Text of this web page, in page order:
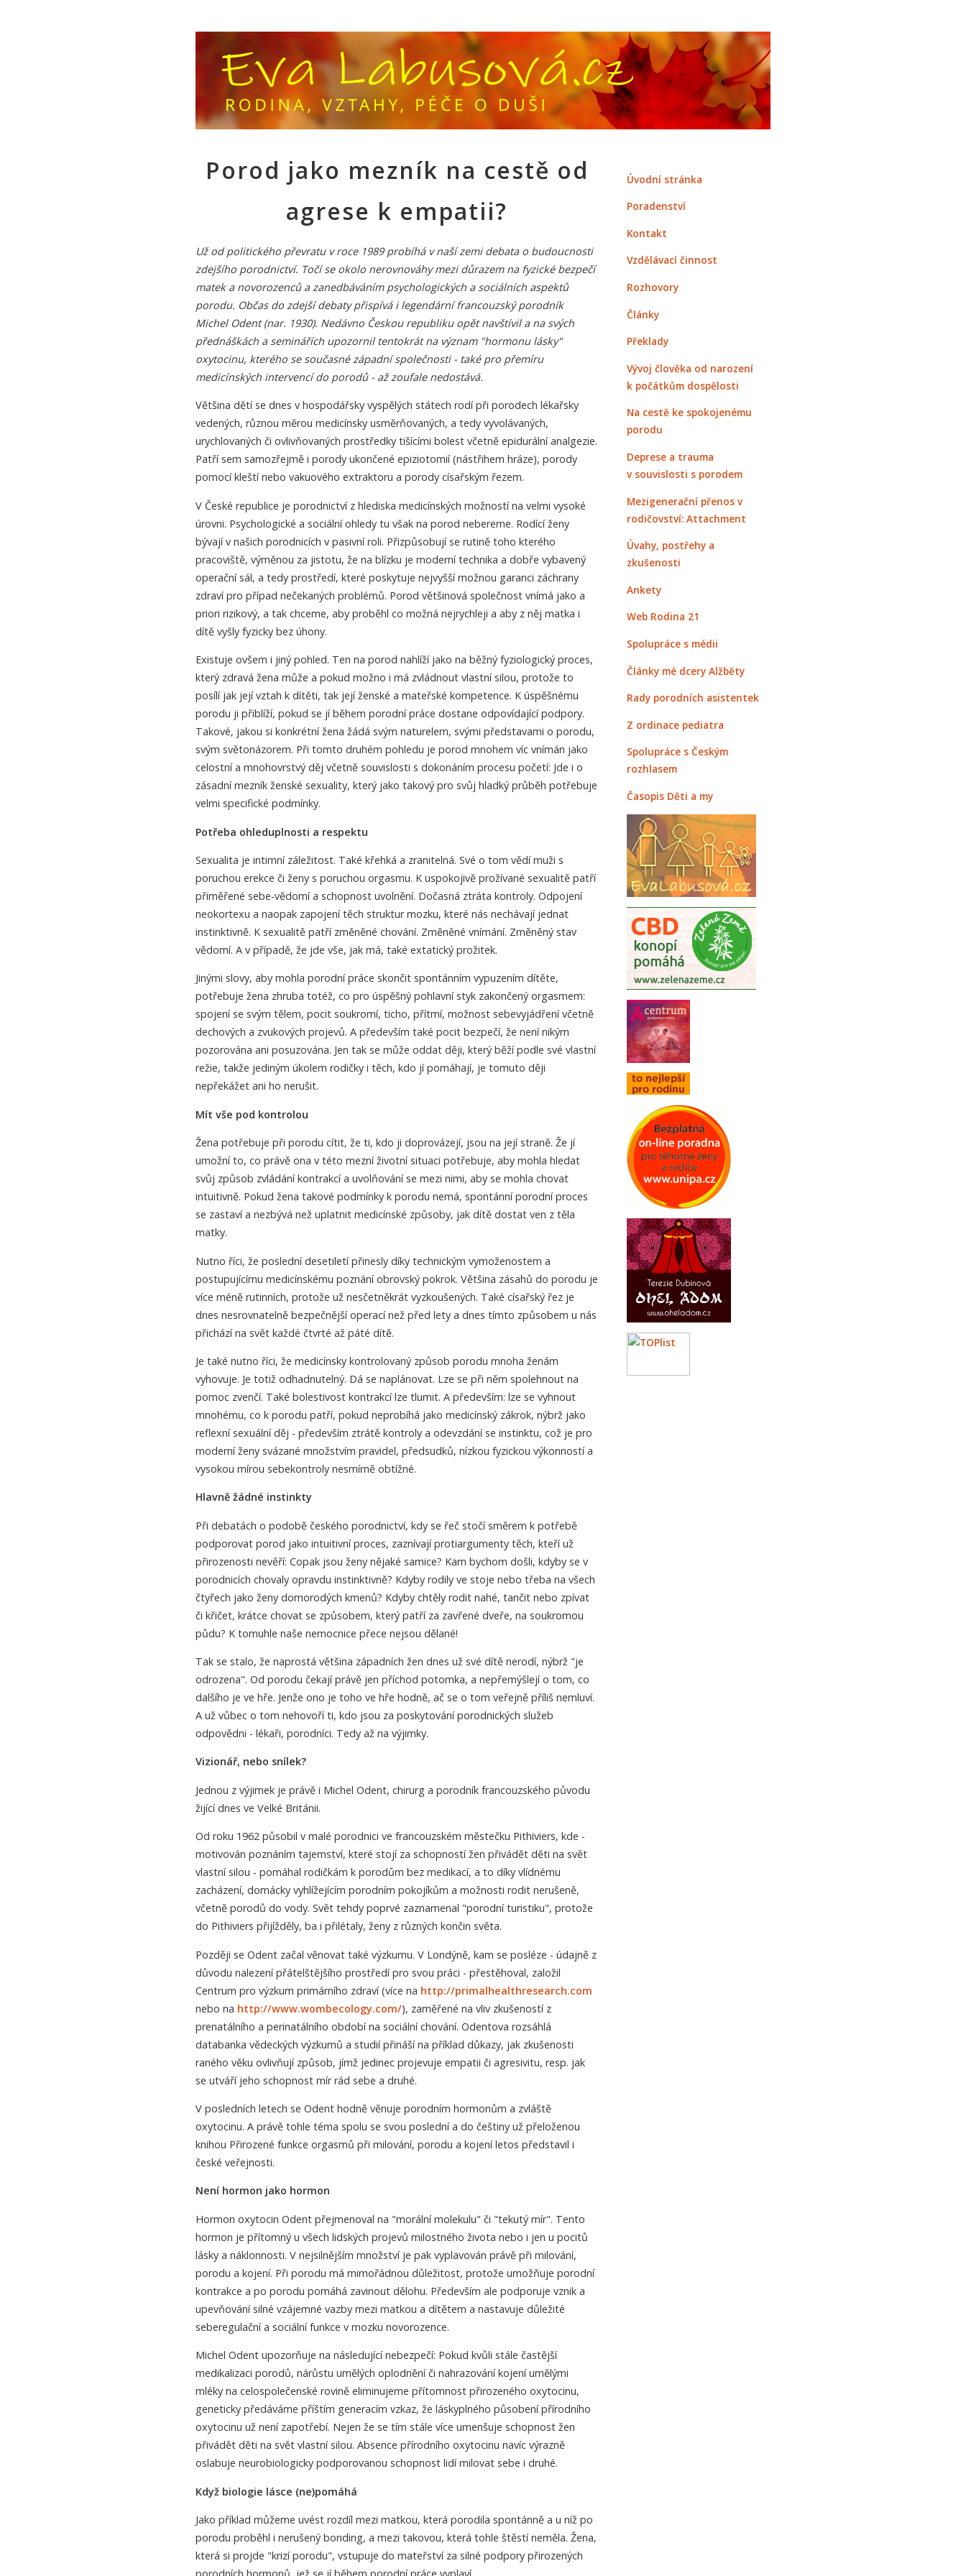
Porod jako mezník na cestě od
agrese k empatii?
Už od politického převratu v roce 1989 probíhá v naší zemi debata o budoucnosti
zdejšího porodnictví. Točí se okolo nerovnováhy mezi důrazem na fyzické bezpečí
matek a novorozenců a zanedbáváním psychologických a sociálních aspektů
porodu. Občas do zdejší debaty přispívá i legendární francouzský porodník
Michel Odent (nar. 1930). Nedávno Českou republiku opět navštívil a na svých
přednáškách a seminářích upozornil tentokrát na význam "hormonu lásky"
oxytocinu, kterého se současné západní společnosti - také pro přemíru
medicínských intervencí do porodů - až zoufale nedostává.
Většina dětí se dnes v hospodářsky vyspělých státech rodí při porodech lékařsky
vedených, různou měrou medicínsky usměrňovaných, a tedy vyvolávaných,
urychlovaných či ovlivňovaných prostředky tišícími bolest včetně epidurální analgezie.
Patří sem samozřejmě i porody ukončené epiziotomií (nástřihem hráze), porody
pomocí kleští nebo vakuového extraktoru a porody císařským řezem.
V České republice je porodnictví z hlediska medicínských možností na velmi vysoké
úrovni. Psychologické a sociální ohledy tu však na porod nebereme. Rodící ženy
bývají v našich porodnicích v pasivní roli. Přizpůsobují se rutině toho kterého
pracoviště, výměnou za jistotu, že na blízku je moderní technika a dobře vybavený
operační sál, a tedy prostředí, které poskytuje nejvyšší možnou garanci záchrany
zdraví pro případ nečekaných problémů. Porod většinová společnost vnímá jako a
priori rizikový, a tak chceme, aby proběhl co možná nejrychleji a aby z něj matka i
dítě vyšly fyzicky bez úhony.
Existuje ovšem i jiný pohled. Ten na porod nahlíží jako na běžný fyziologický proces,
který zdravá žena může a pokud možno i má zvládnout vlastní silou, protože to
posílí jak její vztah k dítěti, tak její ženské a mateřské kompetence. K úspěšnému
porodu ji přiblíží, pokud se jí během porodní práce dostane odpovídající podpory.
Takové, jakou si konkrétní žena žádá svým naturelem, svými představami o porodu,
svým světonázorem. Při tomto druhém pohledu je porod mnohem víc vnímán jako
celostní a mnohovrstvý děj včetně souvislosti s dokonáním procesu početí: Jde i o
zásadní mezník ženské sexuality, který jako takový pro svůj hladký průběh potřebuje
velmi specifické podmínky.
Potřeba ohleduplnosti a respektu
Sexualita je intimní záležitost. Také křehká a zranitelná. Své o tom vědí muži s
poruchou erekce či ženy s poruchou orgasmu. K uspokojivě prožívané sexualitě patří
přiměřené sebe-vědomí a schopnost uvolnění. Dočasná ztráta kontroly. Odpojení
neokortexu a naopak zapojení těch struktur mozku, které nás nechávají jednat
instinktivně. K sexualitě patří změněné chování. Změněné vnímání. Změněný stav
vědomí. A v případě, že jde vše, jak má, také extatický prožitek.
Jinými slovy, aby mohla porodní práce skončit spontánním vypuzením dítěte,
potřebuje žena zhruba totéž, co pro úspěšný pohlavní styk zakončený orgasmem:
spojení se svým tělem, pocit soukromí, ticho, přítmí, možnost sebevyjádření včetně
dechových a zvukových projevů. A především také pocit bezpečí, že není nikým
pozorována ani posuzována. Jen tak se může oddat ději, který běží podle své vlastní
režie, takže jediným úkolem rodičky i těch, kdo jí pomáhají, je tomuto ději
nepřekážet ani ho nerušit.
Mít vše pod kontrolou
Žena potřebuje při porodu cítit, že ti, kdo ji doprovázejí, jsou na její straně. Že jí
umožní to, co právě ona v této mezní životní situaci potřebuje, aby mohla hledat
svůj způsob zvládání kontrakcí a uvolňování se mezi nimi, aby se mohla chovat
intuitivně. Pokud žena takové podmínky k porodu nemá, spontánní porodní proces
se zastaví a nezbývá než uplatnit medicínské způsoby, jak dítě dostat ven z těla
matky.
Nutno říci, že poslední desetiletí přinesly díky technickým vymoženostem a
postupujícímu medicínskému poznání obrovský pokrok. Většina zásahů do porodu je
více méně rutinních, protože už nesčetněkrát vyzkoušených. Také císařský řez je
dnes nesrovnatelně bezpečnější operací než před lety a dnes tímto způsobem u nás
přichází na svět každé čtvrté až páté dítě.
Je také nutno říci, že medicínsky kontrolovaný způsob porodu mnoha ženám
vyhovuje. Je totiž odhadnutelný. Dá se naplánovat. Lze se při něm spolehnout na
pomoc zvenčí. Také bolestivost kontrakcí lze tlumit. A především: lze se vyhnout
mnohému, co k porodu patří, pokud neprobíhá jako medicínský zákrok, nýbrž jako
reflexní sexuální děj - především ztrátě kontroly a odevzdání se instinktu, což je pro
moderní ženy svázané množstvím pravidel, předsudků, nízkou fyzickou výkonností a
vysokou mírou sebekontroly nesmírně obtížné.
Hlavně žádné instinkty
Při debatách o podobě českého porodnictví, kdy se řeč stočí směrem k potřebě
podporovat porod jako intuitivní proces, zaznívají protiargumenty těch, kteří už
přirozenosti nevěří: Copak jsou ženy nějaké samice? Kam bychom došli, kdyby se v
porodnicích chovaly opravdu instinktivně? Kdyby rodily ve stoje nebo třeba na všech
čtyřech jako ženy domorodých kmenů? Kdyby chtěly rodit nahé, tančit nebo zpívat
či křičet, krátce chovat se způsobem, který patří za zavřené dveře, na soukromou
půdu? K tomuhle naše nemocnice přece nejsou dělané!
Tak se stalo, že naprostá většina západních žen dnes už své dítě nerodí, nýbrž "je
odrozena". Od porodu čekají právě jen příchod potomka, a nepřemýšlejí o tom, co
dalšího je ve hře. Jenže ono je toho ve hře hodně, ač se o tom veřejně příliš nemluví.
A už vůbec o tom nehovoří ti, kdo jsou za poskytování porodnických služeb
odpovědni - lékaři, porodníci. Tedy až na výjimky.
Vizionář, nebo snílek?
Jednou z výjimek je právě i Michel Odent, chirurg a porodník francouzského původu
žijící dnes ve Velké Británii.
Od roku 1962 působil v malé porodnici ve francouzském městečku Pithiviers, kde -
motivován poznáním tajemství, které stojí za schopností žen přivádět děti na svět
vlastní silou - pomáhal rodičkám k porodům bez medikací, a to díky vlídnému
zacházení, domácky vyhlížejícím porodním pokojíkům a možnosti rodit nerušeně,
včetně porodů do vody. Svět tehdy poprvé zaznamenal "porodní turistiku", protože
do Pithiviers přijížděly, ba i přilétaly, ženy z různých končin světa.
Později se Odent začal věnovat také výzkumu. V Londýně, kam se posléze - údajně z
důvodu nalezení přátelštějšího prostředí pro svou práci - přestěhoval, založil
Centrum pro výzkum primárního zdraví (více na http://primalhealthresearch.com
nebo na http://www.wombecology.com/), zaměřené na vliv zkušeností z
prenatálního a perinatálního období na sociální chování. Odentova rozsáhlá
databanka vědeckých výzkumů a studií přináší na příklad důkazy, jak zkušenosti
raného věku ovlivňují způsob, jímž jedinec projevuje empatii či agresivitu, resp. jak
se utváří jeho schopnost mír rád sebe a druhé.
V posledních letech se Odent hodně věnuje porodním hormonům a zvláště
oxytocinu. A právě tohle téma spolu se svou poslední a do češtiny už přeloženou
knihou Přirozené funkce orgasmů při milování, porodu a kojení letos představil i
české veřejnosti.
Není hormon jako hormon
Hormon oxytocin Odent přejmenoval na "morální molekulu" či "tekutý mír". Tento
hormon je přítomný u všech lidských projevů milostného života nebo i jen u pocitů
lásky a náklonnosti. V nejsilnějším množství je pak vyplavován právě při milování,
porodu a kojení. Při porodu má mimořádnou důležitost, protože umožňuje porodní
kontrakce a po porodu pomáhá zavinout dělohu. Především ale podporuje vznik a
upevňování silné vzájemné vazby mezi matkou a dítětem a nastavuje důležité
seberegulační a sociální funkce v mozku novorozence.
Michel Odent upozorňuje na následující nebezpečí: Pokud kvůli stále častější
medikalizaci porodů, nárůstu umělých oplodnění či nahrazování kojení umělými
mléky na celospolečenské rovině eliminujeme přítomnost přirozeného oxytocinu,
geneticky předáváme příštím generacím vzkaz, že láskyplného působení přírodního
oxytocinu už není zapotřebí. Nejen že se tím stále více umenšuje schopnost žen
přivádět děti na svět vlastní silou. Absence přírodního oxytocinu navíc výrazně
oslabuje neurobiologicky podporovanou schopnost lidí milovat sebe i druhé.
Když biologie lásce (ne)pomáhá
Jako příklad můžeme uvést rozdíl mezi matkou, která porodila spontánně a u níž po
porodu proběhl i nerušený bonding, a mezi takovou, která tohle štěstí neměla. Žena,
která si projde "krizí porodu", vstupuje do mateřství za silné podpory přirozených
Úvodní stránka
Poradenství
Kontakt
Vzdělávací činnost
Rozhovory
Články
Překlady
Vývoj člověka od narození
k počátkům dospělosti
Na cestě ke spokojenému
porodu
Deprese a trauma
v souvislosti s porodem
Mezigenerační přenos v
rodičovství: Attachment
Úvahy, postřehy a
zkušenosti
Ankety
Web Rodina 21
Spolupráce s médii
Články mé dcery Alžběty
Rady porodních asistentek
Z ordinace pediatra
Spolupráce s Českým
rozhlasem
Časopis Děti a my